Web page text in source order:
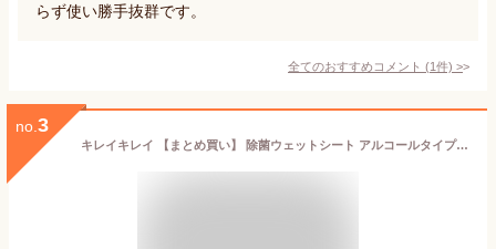
らず使い勝手抜群です。
全てのおすすめコメント (1件) >
no. 3
キレイキレイ 【まとめ買い】 除菌ウェットシート アルコールタイプ 10枚×10個パック